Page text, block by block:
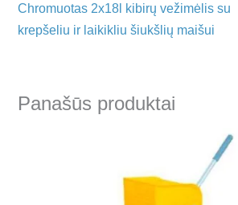
Chromuotas 2x18l kibirų vežimėlis su
krepšeliu ir laikikliu šiukšlių maišui
Panašūs produktai